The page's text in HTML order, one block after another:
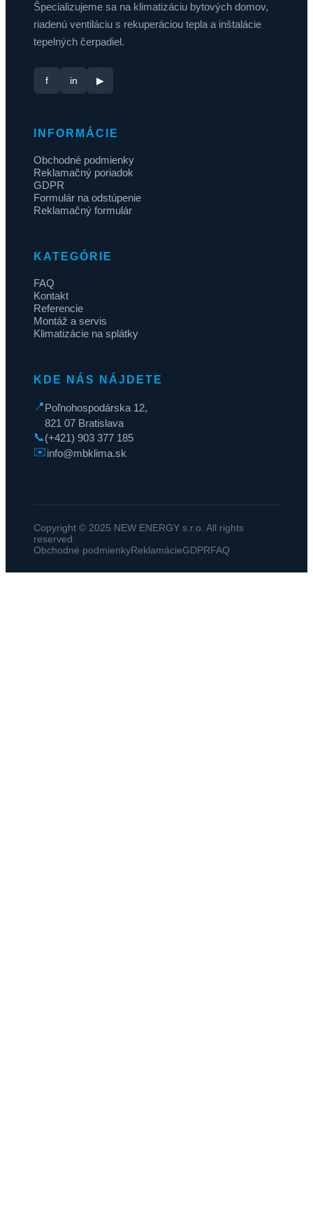
Špecializujeme sa na klimatizáciu bytových domov,
riadenú ventiláciu s rekuperáciou tepla a inštalácie
tepelných čerpadiel.
f in ▶
INFORMÁCIE
Obchodné podmienky
Reklamačný poriadok
GDPR
Formulár na odstúpenie
Reklamačný formulár
KATEGÓRIE
FAQ
Kontakt
Referencie
Montáž a servis
Klimatizácie na splátky
KDE NÁS NÁJDETE
📍Poľnohospodárska 12,
821 07 Bratislava
📞(+421) 903 377 185
✉️info@mbklima.sk
Copyright © 2025 NEW ENERGY s.r.o. All rights
reserved.
Obchodné podmienkyReklamácieGDPRFAQ